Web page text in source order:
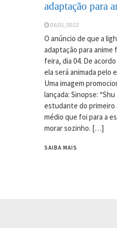
adaptação para
06/01/2022
O anúncio de que a
adaptação para
feira, dia 04. De
ela será animada pelo
Uma imagem
lançada: Sinopse:
estudante do primeiro
médio que foi para a
morar sozinho. […]
SAIBA MAIS